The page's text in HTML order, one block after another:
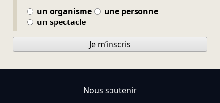
un organisme
une personne
un spectacle
Je m’inscris
Nous soutenir